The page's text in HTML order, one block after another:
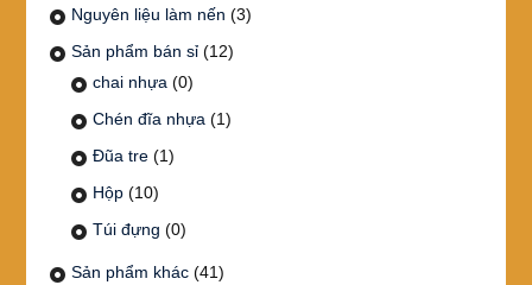
Nguyên liệu làm nến (3)
Sản phẩm bán sỉ (12)
chai nhựa (0)
Chén đĩa nhựa (1)
Đũa tre (1)
Hộp (10)
Túi đựng (0)
Sản phẩm khác (41)